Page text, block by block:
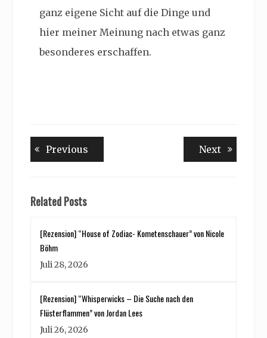
ganz eigene Sicht auf die Dinge und
hier meiner Meinung nach etwas ganz
besonderes erschaffen.
Beitragsnavigation
Previous NextNext
Related Posts
[Rezension] “House of Zodiac- Kometenschauer” von Nicole
Böhm
Juli 28, 2026
[Rezension] “Whisperwicks – Die Suche nach den
Flüsterflammen” von Jordan Lees
Juli 26, 2026